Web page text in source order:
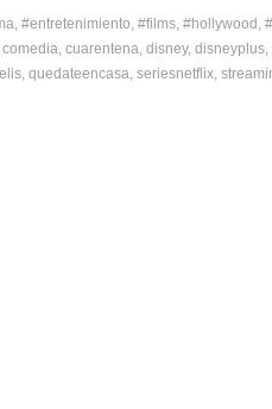
#entretenimiento #films #hollywood
comedia cuarentena disney disneyplus
quedateencasa seriesnetflix